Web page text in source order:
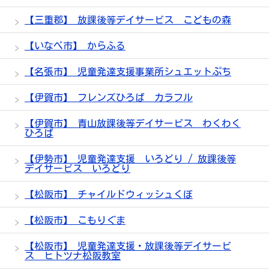
【三重郡】 放課後等デイサービス こどもの森
【いなべ市】 からふる
【名張市】 児童発達支援事業所シュエットぷち
【伊賀市】 フレンズひろば カラフル
【伊賀市】 青山放課後等デイサービス わくわく
ひろば
【伊勢市】 児童発達支援 いろどり / 放課後等
デイサービス いろどり
【松阪市】 チャイルドウィッシュくぼ
【松阪市】 こもりぐま
【松阪市】 児童発達支援・放課後等デイサービ
ス ヒトツナ松阪教室